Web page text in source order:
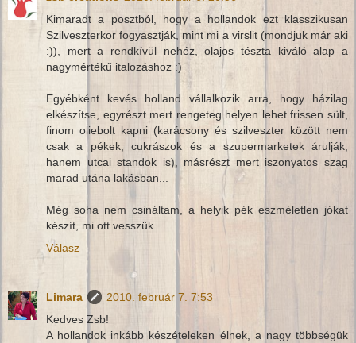
Kimaradt a posztból, hogy a hollandok ezt klasszikusan
Szilveszterkor fogyasztják, mint mi a virslit (mondjuk már aki
:)), mert a rendkívül nehéz, olajos tészta kiváló alap a
nagymértékű italozáshoz :)
Egyébként kevés holland vállalkozik arra, hogy házilag
elkészítse, egyrészt mert rengeteg helyen lehet frissen sült,
finom oliebolt kapni (karácsony és szilveszter között nem
csak a pékek, cukrászok és a szupermarketek árulják,
hanem utcai standok is), másrészt mert iszonyatos szag
marad utána lakásban...
Még soha nem csináltam, a helyik pék eszméletlen jókat
készít, mi ott vesszük.
Válasz
Limara
2010. február 7. 7:53
Kedves Zsb!
A hollandok inkább készételeken élnek, a nagy többségük